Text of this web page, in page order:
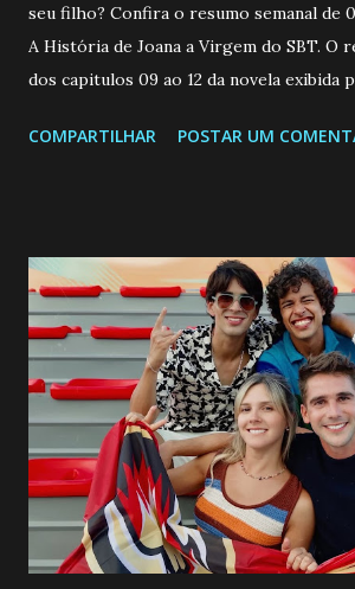
seu filho? Confira o resumo semanal de
A História de Joana a Virgem do SBT. O
dos capitulos 09 ao 12 da novela exibida
a Programação Semanal do SBT de 08/
confessa a Gabriel que ele demonstrou
pessoa que ela tanto desejou durante
entra no quarto de Gabriel e imagina
encontro deles, quando conseguir
Paula sobre a suposta infidelidade de
Rogerio consegue se livrar de todas as
desaparecimento de Francisco,
ter sido vítima da fúria de Gabriel. Artur
que a clínica inseminou por engano
...
COMPARTILHAR POSTAR UM